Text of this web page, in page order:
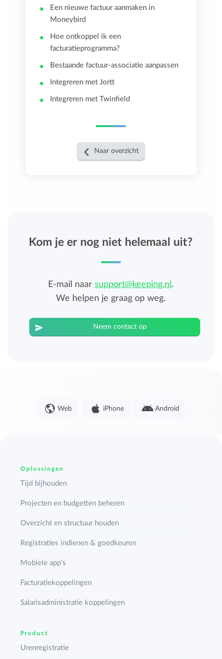
Een nieuwe factuur aanmaken in
Moneybird
Hoe ontkoppel ik een
facturatieprogramma?
Bestaande factuur-associatie aanpassen
Integreren met Jortt
Integreren met Twinfield
Naar overzicht
Kom je er nog niet helemaal uit?
E-mail naarsupport@keeping.nl .
We helpen je graag op weg.
Neem contact op
Web iPhone Android
Oplossingen
Tijd bijhouden
Projecten en budgetten beheren
Overzicht en structuur houden
Registraties indienen & goedkeuren
Mobiele app's
Facturatiekoppelingen
Salarisadministratie koppelingen
Product
Urenregistratie